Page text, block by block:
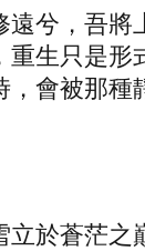
遠兮，吾將
重生只是形
，會被那種
於蒼茫之